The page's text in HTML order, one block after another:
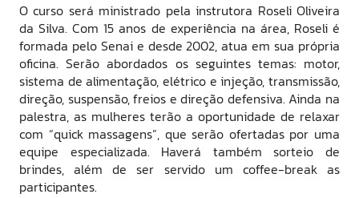
O curso será ministrado pela instrutora Roseli Oliveira
da Silva. Com 15 anos de experiência na área, Roseli é
formada pelo Senai e desde 2002, atua em sua própria
oficina. Serão abordados os seguintes temas: motor,
sistema de alimentação, elétrico e injeção, transmissão,
direção, suspensão, freios e direção defensiva. Ainda na
palestra, as mulheres terão a oportunidade de relaxar
com “quick massagens”, que serão ofertadas por uma
equipe especializada. Haverá também sorteio de
brindes, além de ser servido um coffee-break as
participantes.